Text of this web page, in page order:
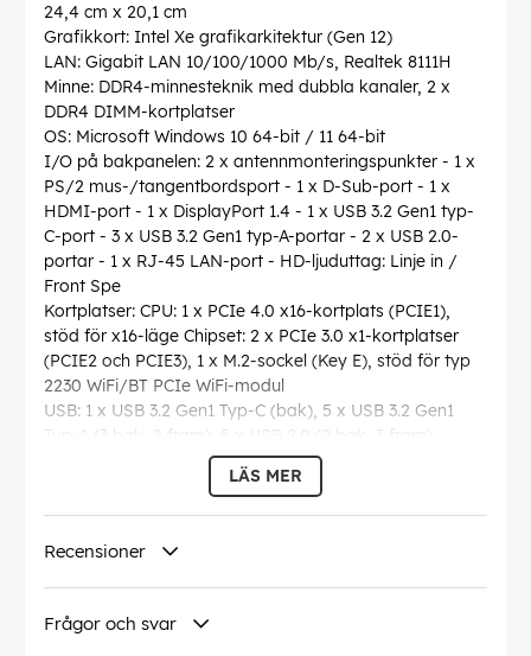
24,4 cm x 20,1 cm
Grafikkort: Intel Xe grafikarkitektur (Gen 12)
LAN: Gigabit LAN 10/100/1000 Mb/s, Realtek 8111H
Minne: DDR4-minnesteknik med dubbla kanaler, 2 x
DDR4 DIMM-kortplatser
OS: Microsoft Windows 10 64-bit / 11 64-bit
I/O på bakpanelen: 2 x antennmonteringspunkter - 1 x
PS/2 mus-/tangentbordsport - 1 x D-Sub-port - 1 x
HDMI-port - 1 x DisplayPort 1.4 - 1 x USB 3.2 Gen1 typ-
C-port - 3 x USB 3.2 Gen1 typ-A-portar - 2 x USB 2.0-
portar - 1 x RJ-45 LAN-port - HD-ljuduttag: Linje in /
Front Spe
Kortplatser: CPU: 1 x PCIe 4.0 x16-kortplats (PCIE1),
stöd för x16-läge Chipset: 2 x PCIe 3.0 x1-kortplatser
(PCIE2 och PCIE3), 1 x M.2-sockel (Key E), stöd för typ
2230 WiFi/BT PCIe WiFi-modul
USB: 1 x USB 3.2 Gen1 Typ-C (bak), 5 x USB 3.2 Gen1
Typ-A (3 bak, 2 fram), 5 x USB 2.0 (2 bak, 3 fram)
LÄS MER
Recensioner
Frågor och svar